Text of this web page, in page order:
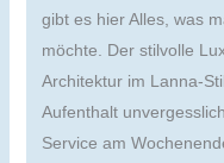
gibt es hier Alles, was
möchte. Der stilvolle
Architektur im Lanna-
Aufenthalt
Service am